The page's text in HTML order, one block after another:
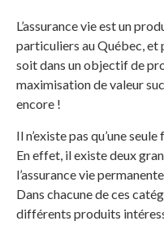
L’assurance vie est un
particuliers au Québec, et
soit dans un objectif de
maximisation de valeur
encore !
Il n’existe pas qu’une
En effet, il existe deux
l’assurance vie
Dans chacune de ces
différents produits